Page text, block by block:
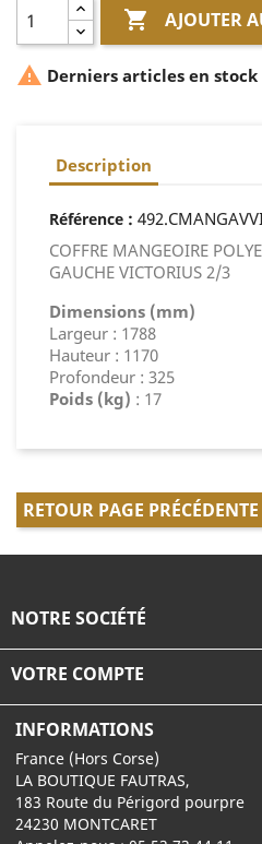
 AJOUTER
 Derniers articles en stock
Description
Référence :
COFFRE MANGEOIRE
GAUCHE VICTORIUS 2/3
Dimensions (mm)
Largeur : 1788
Hauteur : 1170
Profondeur : 325
Poids (kg) : 17
RETOUR PAGE PRÉCÉDENTE
NOTRE SOCIÉTÉ
VOTRE COMPTE
INFORMATIONS
France (Hors Corse)
LA BOUTIQUE FAUTRAS,
183 Route du Périgord pourpre
24230 MONTCARET